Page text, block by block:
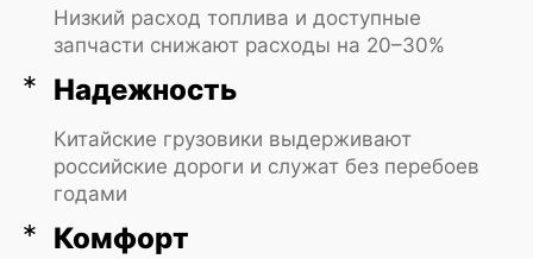
Низкий расход топлива и доступные
запчасти снижают расходы на 20–30%
Надежность
Китайские грузовики выдерживают
российские дороги и служат без перебоев
годами
Комфорт
Хотите купить фургон FAW с оптимальной
конфигурацией? Присмотритесь к
моделям на нашем официальном сайте и
оставляйте заявку – подскажем по
параметрам. Продажа с учетом
стабильный транспорт для дел
Купить